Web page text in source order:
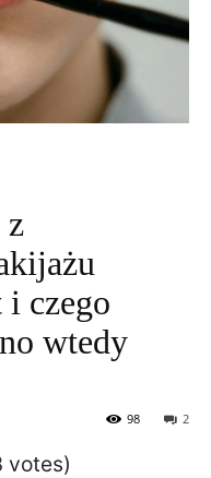
z
i czego
wtedy
2
98
votes)